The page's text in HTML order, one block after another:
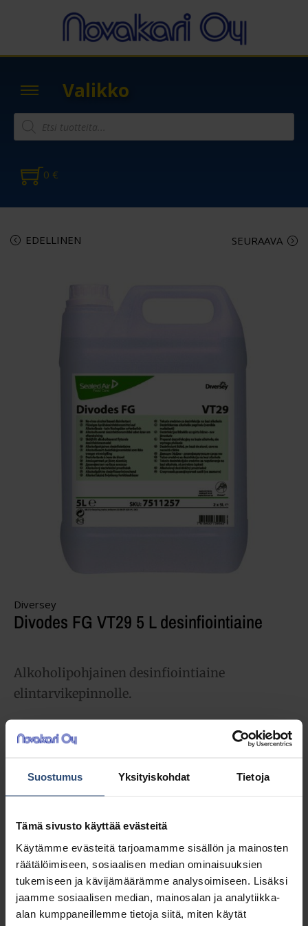
Suostumus Yksityiskohdat Tietoja
Tämä sivusto käyttää evästeitä
Käytämme evästeitä tarjoamamme sisällön ja mainosten
räätälöimiseen, sosiaalisen median ominaisuuksien
tukemiseen ja kävijämäärämme analysoimiseen. Lisäksi
jaamme sosiaalisen median, mainosalan ja analytiikka-
alan kumppaneillemme tietoja siitä, miten käytät
Valikko
0 €
EDELLINEN SEURAAVA
Diversey
Divodes FG VT29 5 L desinfiointiaine
Alkoholipohjainen desinfiointiaine
elintarvikepinnolle.
42,34€ alv 0%
Täydessä laatikossa 2 ast (84,68 € / ltk)
LISÄÄ OSTOSKORIIN
Yhteensä: 42,34 €
Tuotetunnus (SKU):7511257
Osasto:Desinfioivat puhdistusaineet